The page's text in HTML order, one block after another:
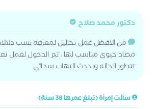
دكتور محمد صلاح
من الافضل عمل تحاليل لمعرفه نسب
مضاد حيوي مناسب لها ، ثم الدخول لعمل
تتطور الحاله ويحدث التهاب سحائي
سألت إمرأة (تبلغ عمرها 38 سنة)